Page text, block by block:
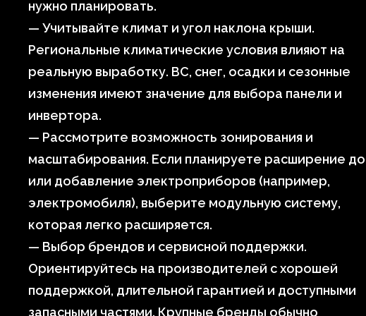
нужно планировать.
— Учитывайте климат и угол наклона крыши.
Региональные климатические условия влияют на
реальную выработку. ВС, снег, осадки и сезонные
изменения имеют значение для выбора панели и
инвертора.
— Рассмотрите возможность зонирования и
масштабирования. Если планируете расширение
или добавление электроприборов (например,
электромобиля), выберите модульную систему,
которая легко расширяется.
— Выбор брендов и сервисной поддержки.
Ориентируйтесь на производителей с хорошей
поддержкой, длительной гарантией и доступными
запасными частями. Крупные бренды обычно